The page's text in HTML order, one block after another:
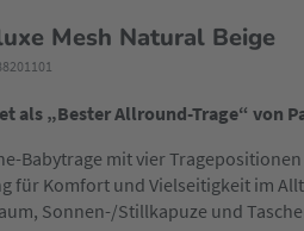
Mesh Natural Beige
als „Bester Allround-Trage“ von
Babytrage mit vier
für Komfort und Vielseitigkeit im
Sonnen-/Stillkapuze und